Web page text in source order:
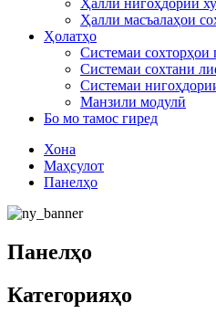
Ҳалли нигоҳдории
Ҳалли масъалаҳои
Ҳолатҳо
Системаи сохторҳои
Системаи сохтани
Системаи
Манзили модулӣ
Бо мо тамос гиред
Хона
Маҳсулот
Панелҳо
Панелҳо
Категорияҳо